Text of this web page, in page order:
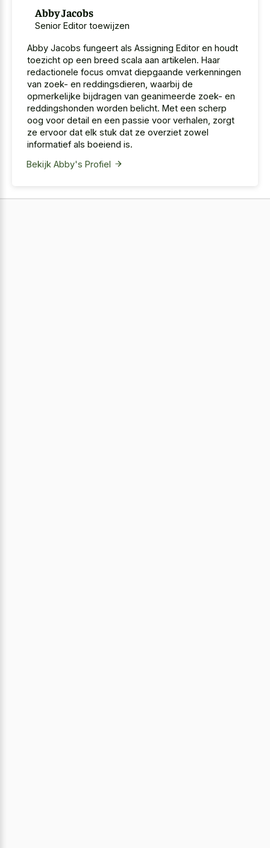
Abby Jacobs
Senior Editor toewijzen
Abby Jacobs fungeert als Assigning Editor en houdt
toezicht op een breed scala aan artikelen. Haar
redactionele focus omvat diepgaande verkenningen
van zoek- en reddingsdieren, waarbij de
opmerkelijke bijdragen van geanimeerde zoek- en
reddingshonden worden belicht. Met een scherp
oog voor detail en een passie voor verhalen, zorgt
ze ervoor dat elk stuk dat ze overziet zowel
informatief als boeiend is.
Bekijk Abby's Profiel